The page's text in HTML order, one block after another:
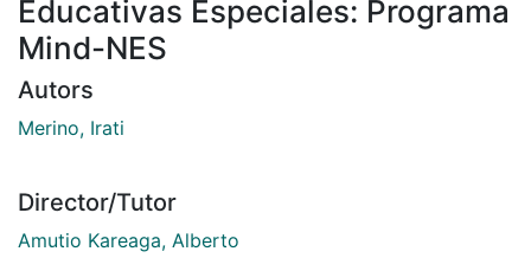
Educativas Especiales: Programa
Mind-NES
Autors
Merino, Irati
Director/Tutor
Amutio Kareaga, Alberto